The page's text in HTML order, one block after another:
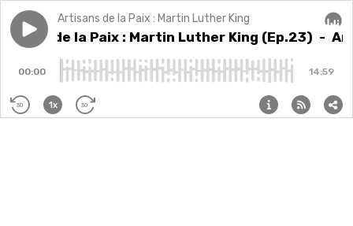
Play episode Artisans de la Paix : Martin Luther King (Ep.23)
Artisans de la Paix : Martin Luther King
de la Paix : Martin Luther King (Ep.23) -
00:00 14:59
30 1x 30